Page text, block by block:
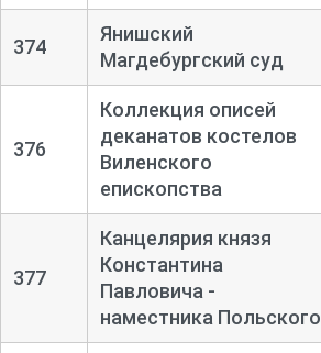
374
Янишский
Магдебургский суд
376
Коллекция описей
деканатов костелов
Виленского
епископства
377
Канцелярия князя
Константина
Павловича -
наместника Польского